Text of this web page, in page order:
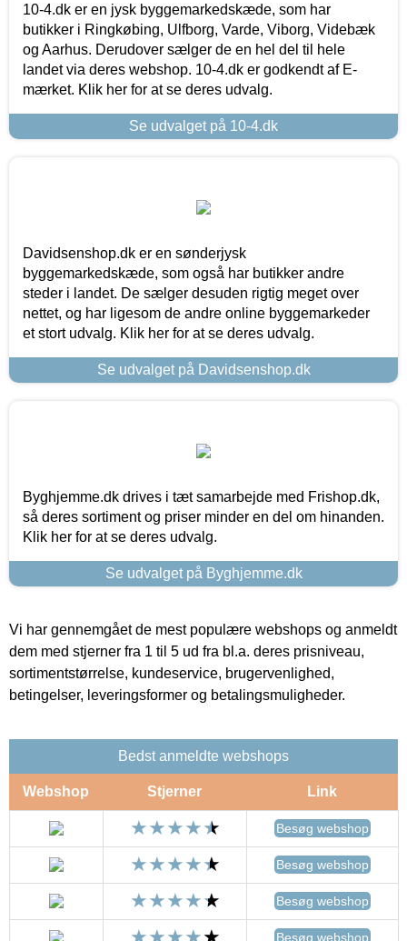
10-4.dk er en jysk byggemarkedskæde, som har
butikker i Ringkøbing, Ulfborg, Varde, Viborg, Videbæk
og Aarhus. Derudover sælger de en hel del til hele
landet via deres webshop. 10-4.dk er godkendt af E-
mærket. Klik her for at se deres udvalg.
Se udvalget på 10-4.dk
Davidsenshop.dk er en sønderjysk
byggemarkedskæde, som også har butikker andre
steder i landet. De sælger desuden rigtig meget over
nettet, og har ligesom de andre online byggemarkeder
et stort udvalg. Klik her for at se deres udvalg.
Se udvalget på Davidsenshop.dk
Byghjemme.dk drives i tæt samarbejde med Frishop.dk,
så deres sortiment og priser minder en del om hinanden.
Klik her for at se deres udvalg.
Se udvalget på Byghjemme.dk
Vi har gennemgået de mest populære webshops og anmeldt
dem med stjerner fra 1 til 5 ud fra bl.a. deres prisniveau,
sortimentstørrelse, kundeservice, brugervenlighed,
betingelser, leveringsformer og betalingsmuligheder.
Bedst anmeldte webshops
Webshop Stjerner Link
Besøg webshop
Besøg webshop
Besøg webshop
Besøg webshop